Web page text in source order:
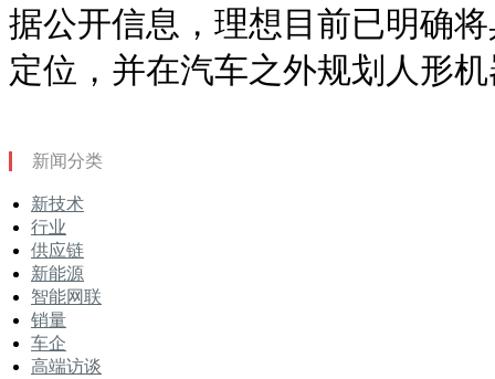
据公开信息，理想目前已明确
定位，并在汽车之外规划人形
新闻分类
新技术
行业
供应链
新能源
智能网联
销量
车企
高端访谈